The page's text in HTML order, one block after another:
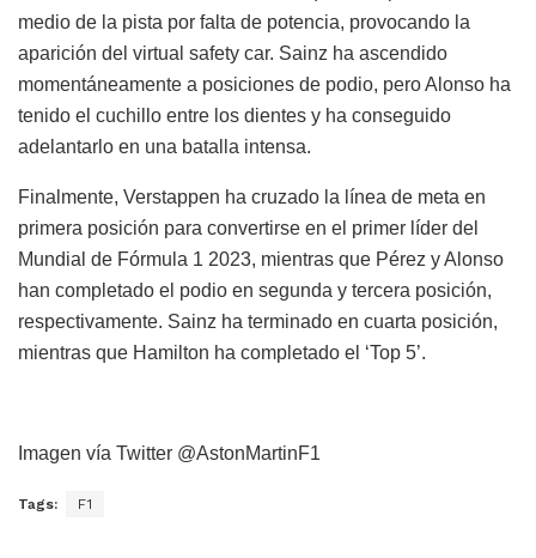
medio de la pista por falta de potencia, provocando la
aparición del virtual safety car. Sainz ha ascendido
momentáneamente a posiciones de podio, pero Alonso ha
tenido el cuchillo entre los dientes y ha conseguido
adelantarlo en una batalla intensa.
Finalmente, Verstappen ha cruzado la línea de meta en
primera posición para convertirse en el primer líder del
Mundial de Fórmula 1 2023, mientras que Pérez y Alonso
han completado el podio en segunda y tercera posición,
respectivamente. Sainz ha terminado en cuarta posición,
mientras que Hamilton ha completado el ‘Top 5’.
Imagen vía Twitter @AstonMartinF1
Tags: F1